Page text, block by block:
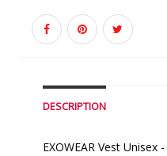
DESCRIPTION
EXOWEAR Vest Unisex